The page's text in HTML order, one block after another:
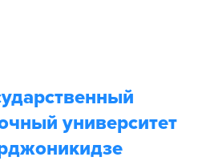
университет